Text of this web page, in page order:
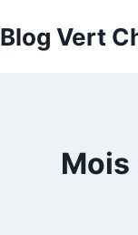
au
Blog Vert